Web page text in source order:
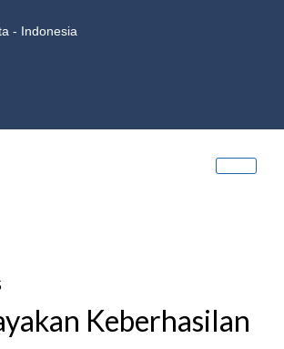
- Indonesia
Keberhasilan